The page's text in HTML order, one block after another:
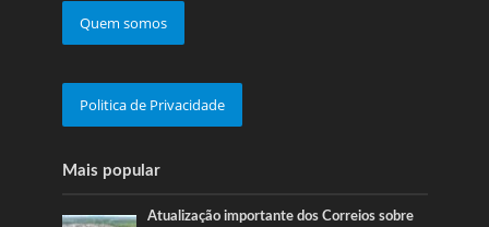
Quem somos
Politica de Privacidade
Mais popular
Atualização importante dos Correios sobre